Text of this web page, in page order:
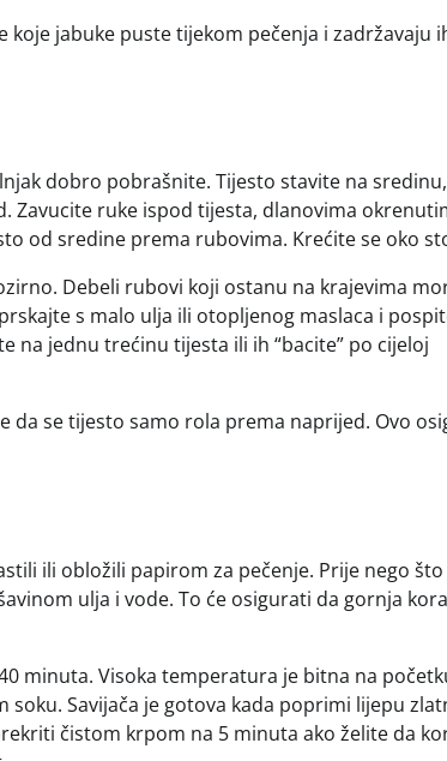
jabuke puste tijekom pečenja i zadržavaju
dobro pobrašnite. Tijesto stavite na
Zavucite ruke ispod tijesta, dlanovima
od sredine prema rubovima. Krećite se oko
Debeli rubovi koji ostanu na krajevima
s malo ulja ili otopljenog maslaca i
na jednu trećinu tijesta ili ih “bacite” po cijeloj
se tijesto samo rola prema naprijed. Ovo
ili obložili papirom za pečenje. Prije nego što
ulja i vode. To će osigurati da gornja
minuta. Visoka temperatura je bitna na
soku. Savijača je gotova kada poprimi lijepu
čistom krpom na 5 minuta ako želite da